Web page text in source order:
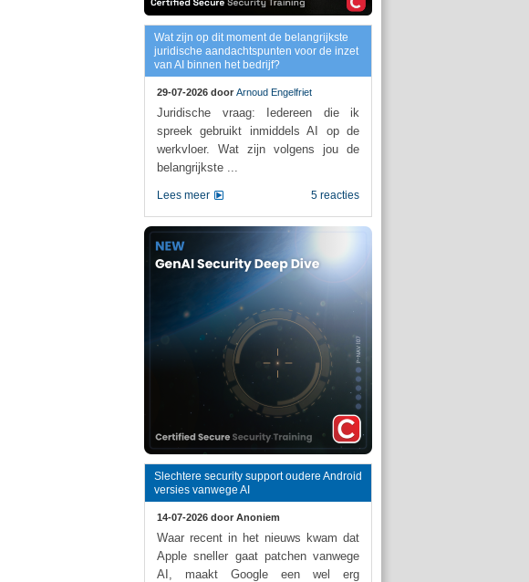
Wat zijn op dit moment de belangrijkste
juridische aandachtspunten voor de inzet
van AI binnen het bedrijf?
29-07-2026 door Arnoud Engelfriet
Juridische vraag: Iedereen die ik
spreek gebruikt inmiddels AI op de
werkvloer. Wat zijn volgens jou de
belangrijkste ...
5 reacties
Lees meer
Slechtere security support oudere Android
versies vanwege AI
14-07-2026 door Anoniem
Waar recent in het nieuws kwam dat
Apple sneller gaat patchen vanwege
AI, maakt Google een wel erg